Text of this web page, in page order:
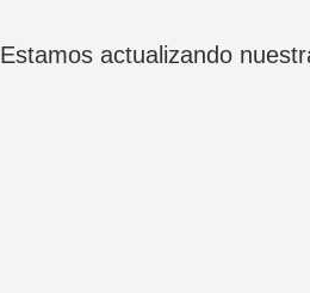
Estamos actualizando